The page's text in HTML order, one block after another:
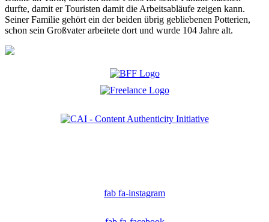
durfte, damit er Touristen damit die Arbeitsabläufe zeigen kann.
Seiner Familie gehört ein der beiden übrig gebliebenen Potterien,
schon sein Großvater arbeitete dort und wurde 104 Jahre alt.
fab fa-instagram